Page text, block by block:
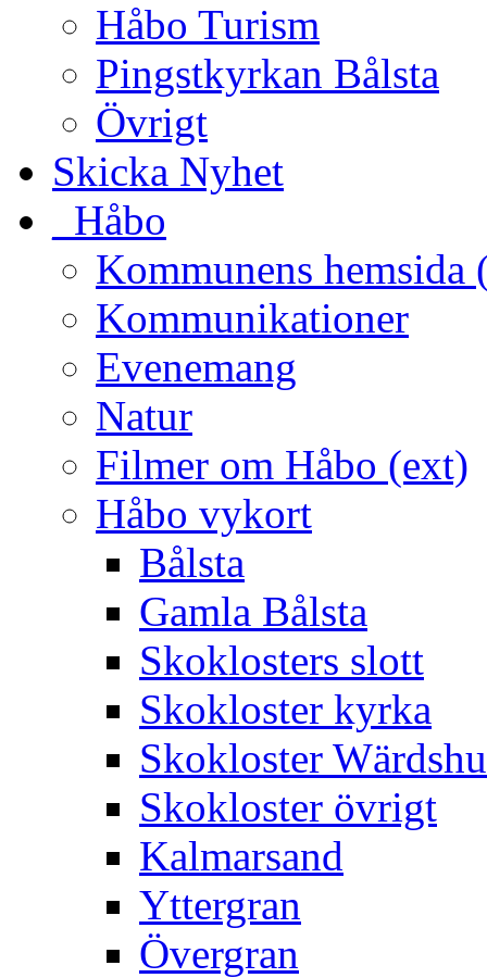
Håbo Turism
Pingstkyrkan Bålsta
Övrigt
Skicka Nyhet
_Håbo
Kommunens hemsida
Kommunikationer
Evenemang
Natur
Filmer om Håbo (ext)
Håbo vykort
Bålsta
Gamla Bålsta
Skoklosters slott
Skokloster kyrka
Skokloster
Skokloster övrigt
Kalmarsand
Yttergran
Övergran